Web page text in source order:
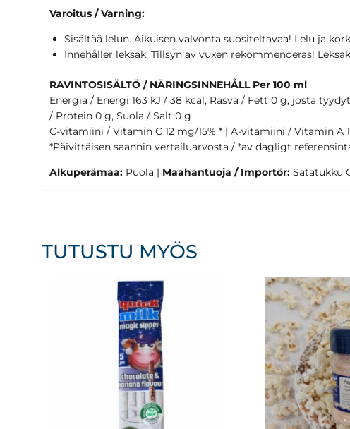
Varoitus / Varning:
Sisältää lelun. Aikuisen valvonta suositeltavaa! Lelu ja
Innehåller leksak. Tillsyn av vuxen rekommenderas!
RAVINTOSISÄLTÖ / NÄRINGSINNEHÅLL Per 100 ml
Energia / Energi 163 kJ / 38 kcal, Rasva / Fett 0 g, josta
/ Protein 0 g, Suola / Salt 0 g
C-vitamiini / Vitamin C 12 mg/15% * | A-vitamiini / Vitamin A
*Päivittäisen saannin vertailuarvosta / *av dagligt
Alkuperämaa: Puola | Maahantuoja / Importör: Satatukku
TUTUSTU MYÖS